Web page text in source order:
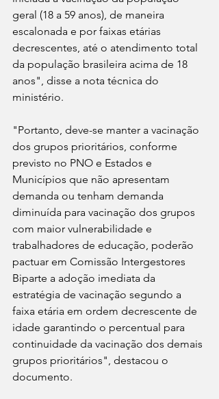
geral (18 a 59 anos), de maneira
escalonada e por faixas etárias
decrescentes, até o atendimento total
da população brasileira acima de 18
anos", disse a nota técnica do
ministério.
"Portanto, deve-se manter a vacinação
dos grupos prioritários, conforme
previsto no PNO e Estados e
Municípios que não apresentam
demanda ou tenham demanda
diminuída para vacinação dos grupos
com maior vulnerabilidade e
trabalhadores de educação, poderão
pactuar em Comissão Intergestores
Biparte a adoção imediata da
estratégia de vacinação segundo a
faixa etária em ordem decrescente de
idade garantindo o percentual para
continuidade da vacinação dos demais
grupos prioritários", destacou o
documento.